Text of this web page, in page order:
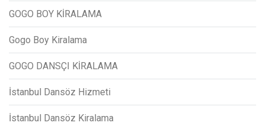
GOGO BOY KİRALAMA
Gogo Boy Kiralama
GOGO DANSÇI KİRALAMA
İstanbul Dansöz Hizmeti
İstanbul Dansöz Kiralama